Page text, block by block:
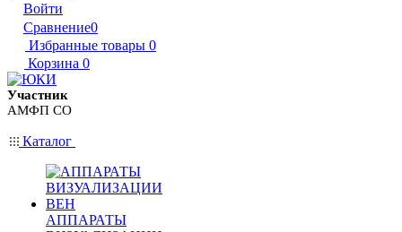
Войти
Сравнение0
Избранные товары 0
Корзина 0
Участник
АМФП СО
Каталог
АППАРАТЫ